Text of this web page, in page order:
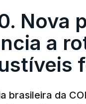
Nova
a
brasileira da